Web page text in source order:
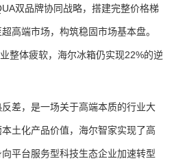
双品牌协同战略，搭建完整价格梯
高端市场，构筑稳固市场基本盘。
整体疲软，海尔冰箱仍实现22%的逆
，是一场关于高端本质的行业大
土化产品价值，海尔智家实现了高
平台服务型科技生态企业加速转型